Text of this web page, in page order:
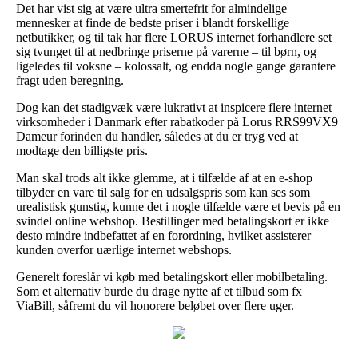
Det har vist sig at være ultra smertefrit for almindelige
mennesker at finde de bedste priser i blandt forskellige
netbutikker, og til tak har flere LORUS internet forhandlere set
sig tvunget til at nedbringe priserne på varerne – til børn, og
ligeledes til voksne – kolossalt, og endda nogle gange garantere
fragt uden beregning.
Dog kan det stadigvæk være lukrativt at inspicere flere internet
virksomheder i Danmark efter rabatkoder på Lorus RRS99VX9
Dameur forinden du handler, således at du er tryg ved at
modtage den billigste pris.
Man skal trods alt ikke glemme, at i tilfælde af at en e-shop
tilbyder en vare til salg for en udsalgspris som kan ses som
urealistisk gunstig, kunne det i nogle tilfælde være et bevis på en
svindel online webshop. Bestillinger med betalingskort er ikke
desto mindre indbefattet af en forordning, hvilket assisterer
kunden overfor uærlige internet webshops.
Generelt foreslår vi køb med betalingskort eller mobilbetaling.
Som et alternativ burde du drage nytte af et tilbud som fx
ViaBill, såfremt du vil honorere beløbet over flere uger.